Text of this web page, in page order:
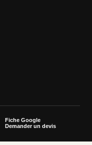
Fiche Google
Demander un devis